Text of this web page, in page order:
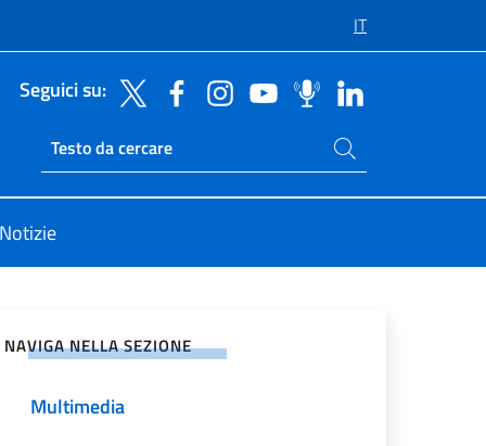
IT
Seguici su:
Ricerca sito live
Cerca nel sito
Notizie
NAVIGA NELLA SEZIONE
Multimedia